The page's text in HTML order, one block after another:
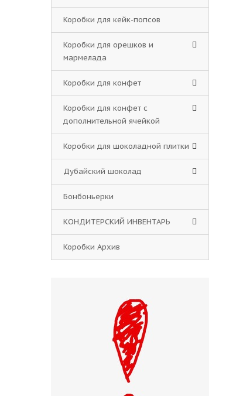
Коробки для кейк-попсов
Коробки для орешков и
мармелада
Коробки для конфет
Коробки для конфет с
дополнительной ячейкой
Коробки для шоколадной плитки
Дубайский шоколад
Бонбоньерки
КОНДИТЕРСКИЙ ИНВЕНТАРЬ
Коробки Архив